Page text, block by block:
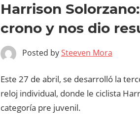
Harrison
crono y nos dio
Posted bySteeven Mora
Este 27 de abril, se desarrolló la
reloj individual, donde le ciclista
categoría pre juvenil.